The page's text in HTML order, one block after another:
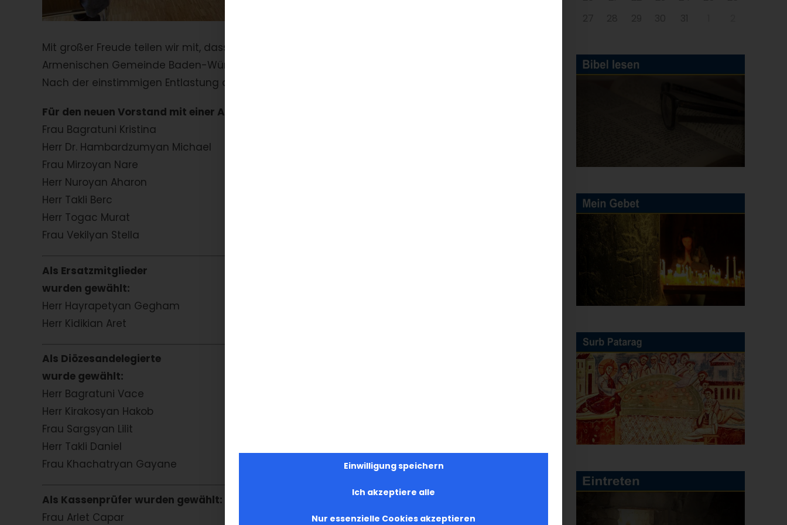
Mit großer Freude teilen wir mit, dass
Armenischen Gemeinde Baden-Württemberg in Stuttgart stattgefunden hat.
Nach der einstimmigen Entlastung des Vorstandes fanden die Gemeindewahlen statt.
Für den neuen Vorstand mit einer Amtszeit von drei Jahren wurden gewählt:
Frau Bagratuni Kristina
Herr Dr. Hambardzumyan Michael
Frau Mirzoyan Nare
Herr Nuroyan Aharon
Herr Takli Berc
Herr Togac Murat
Frau Vekilyan Stella
Als Ersatzmitglieder
wurden gewählt:
Herr Hayrapetyan Gegham
Herr Kidikian Aret
Als Diözesandelegierte
wurde gewählt:
Herr Bagratuni Vace
Herr Kirakosyan Hakob
Frau Sargsyan Lilit
Herr Takli Daniel
Frau Khachatryan Gayane
Als Kassenprüfer wurden gewählt:
Frau Arlet Capar
Einwilligung speichern
Ich akzeptiere alle
Nur essenzielle Cookies akzeptieren